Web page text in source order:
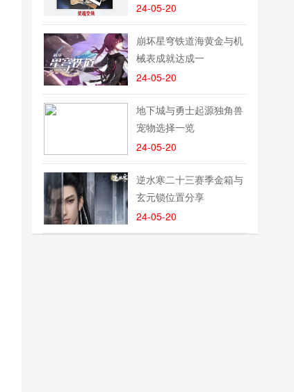
24-05-20
崩坏星穹铁道海黄金与机
械表成就达成一
24-05-20
地下城与勇士起源独角兽
宠物选择一览
24-05-20
逆水寒二十三赛季金箱与
玄元锁位置分享
24-05-20